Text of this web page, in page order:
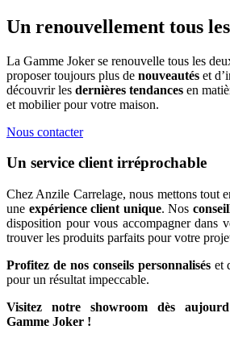
Un renouvellement tous
La Gamme Joker se renouvelle tous les
proposer toujours plus de nouveautés et
découvrir les dernières tendances en
et mobilier pour votre maison.
Nous contacter
Un service client irréprochable
Chez Anzile Carrelage, nous mettons tout
une expérience client unique. Nos
disposition pour vous accompagner dans
trouver les produits parfaits pour votre
Profitez de nos conseils personnaliséset
pour un résultat impeccable.
Visitez notre showroom dès
Gamme Joker !